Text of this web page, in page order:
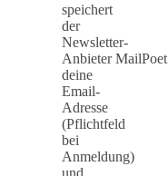
speichert
der
Newsletter-
Anbieter MailPoet
deine
Email-
Adresse
(Pflichtfeld
bei
Anmeldung)